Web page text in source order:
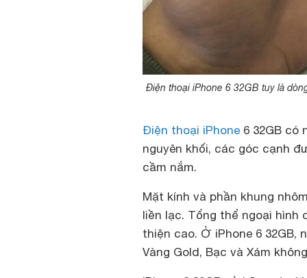
Điện thoại iPhone 6 32GB tuy là
Điện thoại iPhone 6 32GB có
nguyên khối, các góc cạnh
cầm nắm.
Mặt kính và phần khung
liền lạc. Tổng thể ngoại hình
thiện cao. Ở iPhone 6
Vàng Gold, Bạc và Xám